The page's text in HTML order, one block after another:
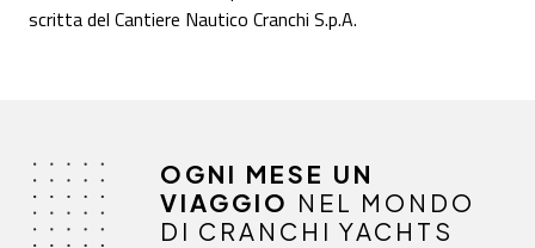
scritta del Cantiere Nautico Cranchi S.p.A.
OGNI MESE UN
VIAGGIO NEL MONDO
DI CRANCHI YACHTS